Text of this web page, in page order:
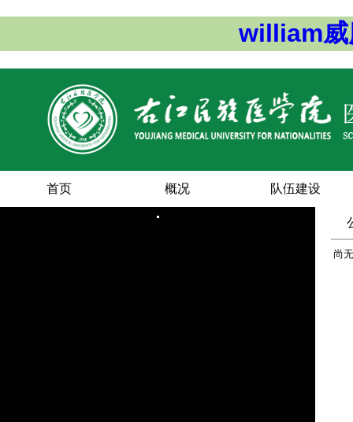
william威
首页 概况 队伍建设
尚